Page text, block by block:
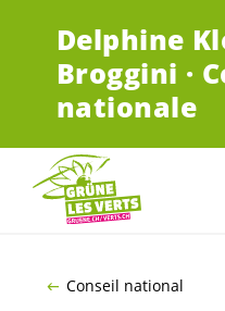
Delphine
Broggini ·
nationale
Conseil national